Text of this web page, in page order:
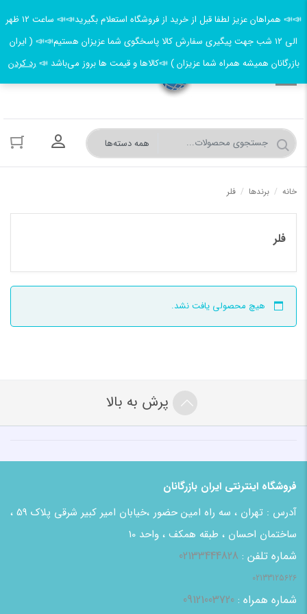
ورود به
خانه / برندها / فلر
فلر
هیچ محصولی یافت نشد.
پرش به بالا
فروشگاه اینترنتی ایران بازرگانان
آدرس : تهران ، سه راه امین حضور ،خیابان امیر کبیر شرقی پلاک 59 ،
ساختمان احسان ، طبقه همکف ، واحد 10
شماره تلفن : 02133444828
02133125626
شماره همراه : 09121003720
📣📣 همراهان عزیز لطفا قبل از خرید از فروشگاه استعلام بگیرید📣📣 ساعت ۱۲ ظهر
الی ۱۲ شب جهت پیگیری سفارش کالا پاسخگوی شما عزیزان هستیم📣📣 ( ایران
بازرگانان همیشه همراه شما عزیزان ) 📣کالاها و قیمت ها بروز می‌باشد 📣رد کردن